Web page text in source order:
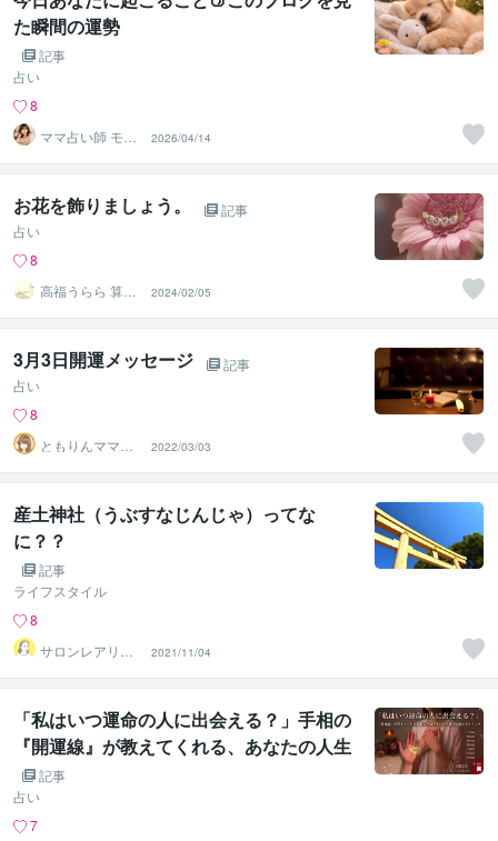
た瞬間の運勢
記事
占い
8
ママ占い師 モモ
たろっと
2026/04/14
お花を飾りましょう。
記事
占い
8
高福うらら 算命
学＆タロット占
い屋
2024/02/05
3月3日開運メッセージ
記事
占い
8
ともりんママ❤
ノマドワーカー
若林朋凛
2022/03/03
産土神社（うぶすなじんじゃ）ってな
に？？
記事
ライフスタイル
8
サロンレアリ
ゼ 澁谷真由花
2021/11/04
「私はいつ運命の人に出会える？」手相の
『開運線』が教えてくれる、あなたの人生
のモテ期と結婚のタイミング
記事
占い
7